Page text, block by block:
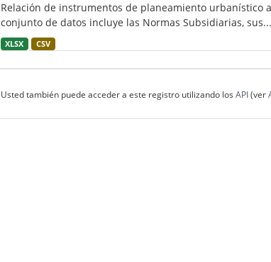
Relación de instrumentos de planeamiento urbanístico
conjunto de datos incluye las Normas Subsidiarias, sus...
XLSX CSV
Usted también puede acceder a este registro utilizando los API(ver